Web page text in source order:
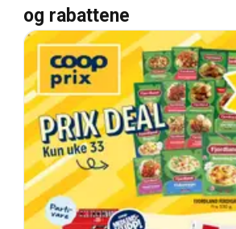
og rabattene